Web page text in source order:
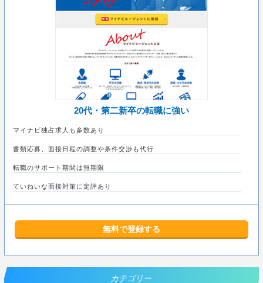
20代・第二新卒の転職に強い
マイナビ独占求人も多数あり
書類応募、面接日程の調整や条件交渉も代行
転職のサポート期間は無期限
ていねいな面接対策に定評あり
無料で登録する
カテゴリー